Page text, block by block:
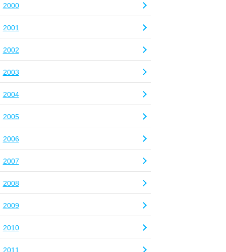
2000
2001
2002
2003
2004
2005
2006
2007
2008
2009
2010
2011